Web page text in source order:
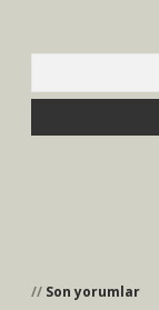
Son yorumlar